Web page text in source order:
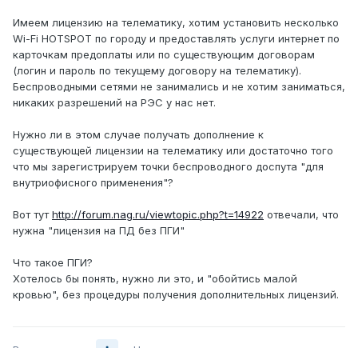
Имеем лицензию на телематику, хотим установить несколько
Wi-Fi HOTSPOT по городу и предоставлять услуги интернет по
карточкам предоплаты или по существующим договорам
(логин и пароль по текущему договору на телематику).
Беспроводными сетями не занимались и не хотим заниматься,
никаких разрешений на РЭС у нас нет.
Нужно ли в этом случае получать дополнение к
существующей лицензии на телематику или достаточно того
что мы зарегистрируем точки беспроводного доспута "для
внутриофисного применения"?
Вот тутhttp://forum.nag.ru/viewtopic.php?t=14922 отвечали, что
нужна "лицензия на ПД без ПГИ"
Что такое ПГИ?
Хотелось бы понять, нужно ли это, и "обойтись малой
кровью", без процедуры получения дополнительных лицензий.